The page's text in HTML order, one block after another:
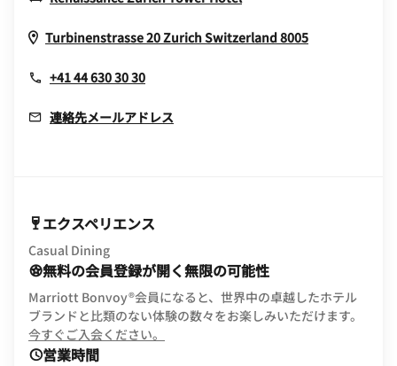
Turbinenstrasse 20ZurichSwitzerland8005Opens In
+41 44 630 30 30
連絡先メールアドレス
エクスペリエンス
Casual Dining
無料の会員登録が開く無限の可能性
Marriott Bonvoy®会員になると、世界中の卓越したホテル
ブランドと比類のない体験の数々をお楽しみいただけます。
今すぐご入会ください。
営業時間